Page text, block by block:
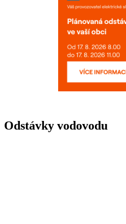
Odstávky vodovodu